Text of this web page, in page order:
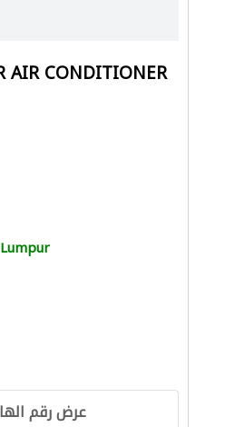
AIR CONDITIONER
عرض رقم